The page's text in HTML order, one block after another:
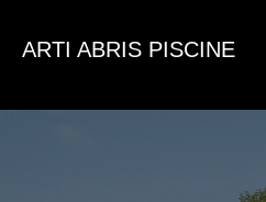
ARTI ABRIS PISCINE